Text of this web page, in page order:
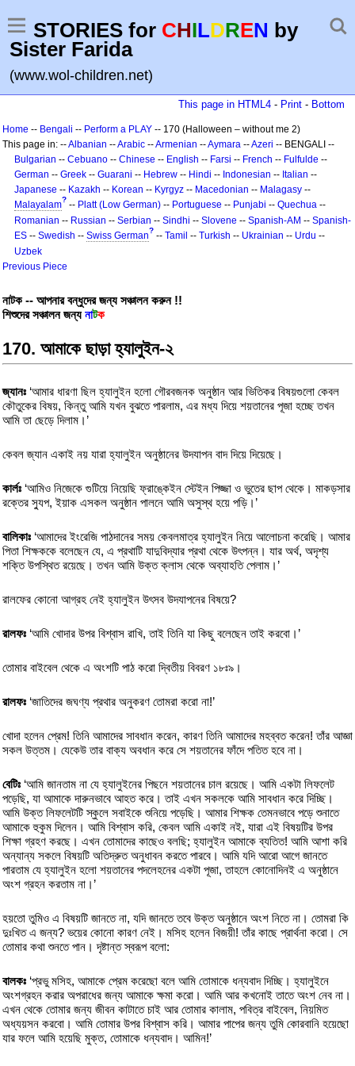
STORIES for CHILDREN by
Sister Farida
(www.wol-children.net)
This page in HTML4 - Print - Bottom
Home -- Bengali -- Perform a PLAY -- 170 (Halloween – without me 2)
This page in: --Albanian --Arabic --Armenian --Aymara --Azeri -- BENGALI --
Bulgarian -- Cebuano -- Chinese -- English -- Farsi -- French -- Fulfulde --
German -- Greek -- Guarani -- Hebrew -- Hindi -- Indonesian -- Italian --
Japanese -- Kazakh -- Korean -- Kyrgyz -- Macedonian -- Malagasy --
Malayalam? -- Platt (Low German) -- Portuguese -- Punjabi -- Quechua --
Romanian -- Russian -- Serbian -- Sindhi -- Slovene -- Spanish-AM -- Spanish-
ES -- Swedish -- Swiss German? -- Tamil -- Turkish -- Ukrainian -- Urdu --
Uzbek
Previous Piece
নাটক -- আপনার বন্ধুদের জন্য সঞ্চালন করুন !!
শিশুদের সঞ্চালন জন্যনাটক
170. আমাকে ছাড়া হ্যালুইন-২
জ্যানঃ ‘আমার ধারণা ছিল হ্যালুইন হলো গৌরবজনক অনুষ্ঠান আর ভিতিকর বিষয়গুলো কেবল
কৌতুকের বিষয়, কিন্তু আমি যখন বুঝতে পারলাম, এর মধ্য দিয়ে শয়তানের পূজা হচ্ছে তখন
আমি তা ছেড়ে দিলাম।’
কেবল জ্যান একাই নয় যারা হ্যালুইন অনুষ্ঠানের উদযাপন বাদ দিয়ে দিয়েছে।
কার্লঃ ‘আমিও নিজেকে গুটিয়ে নিয়েছি ফ্রাঙ্কেইন স্টেইন পিজ্জা ও ভুতের ছাপ থেকে। মাকড়সার
রক্তের স্যুপ, ইয়াক এসকল অনুষ্ঠান পালনে আমি অসুস্থ হয়ে পড়ি।’
বালিকাঃ ‘আমাদের ইংরেজি পাঠদানের সময় কেবলমাত্র হ্যালুইন নিয়ে আলোচনা করেছি। আমার
পিতা শিক্ষককে বলেছেন যে, এ প্রথাটি যাদুবিদ্যার প্রথা থেকে উৎপন্ন। যার অর্থ, অদৃশ্য
শক্তি উপস্থিত রয়েছে। তখন আমি উক্ত ক্লাস থেকে অব্যাহতি পেলাম।’
রালফের কোনো আগ্রহ নেই হ্যালুইন উৎসব উদযাপনের বিষয়ে?
রালফঃ ‘আমি খোদার উপর বিশ্বাস রাখি, তাই তিনি যা কিছু বলেছেন তাই করবো।’
তোমার বাইবেল থেকে এ অংশটি পাঠ করো দ্বিতীয় বিবরণ ১৮ঃ৯।
রালফঃ ‘জাতিদের জঘণ্য প্রথার অনুকরণ তোমরা করো না!’
খোদা হলেন প্রেম! তিনি আমাদের সাবধান করেন, কারণ তিনি আমাদের মহব্বত করেন! তাঁর আজ্ঞা
সকল উত্তম। যেকেউ তার বাক্য অবধান করে সে শয়তানের ফাঁদে পতিত হবে না।
বেটিঃ ‘আমি জানতাম না যে হ্যালুইনের পিছনে শয়তানের চাল রয়েছে। আমি একটা লিফলেট
পড়েছি, যা আমাকে দারুনভাবে আহত করে। তাই এখন সকলকে আমি সাবধান করে দিচ্ছি।
আমি উক্ত লিফলেটটি স্কুলে সবাইকে শুনিয়ে পড়েছি। আমার শিক্ষক তেমনভাবে পড়ে শুনাতে
আমাকে হুকুম দিলেন। আমি বিশ্বাস করি, কেবল আমি একাই নই, যারা এই বিষয়টির উপর
শিক্ষা গ্রহণ করছে। এখন তোমাদের কাছেও বলছি; হ্যালুইন আমাকে ব্যতিত! আমি আশা করি
অন্যান্য সকলে বিষয়টি অতিদ্রুত অনুধাবন করতে পারবে। আমি যদি আরো আগে জানতে
পারতাম যে হ্যালুইন হলো শয়তানের পদলেহনের একটা পূজা, তাহলে কোনোদিনই এ অনুষ্ঠানে
অংশ গ্রহন করতাম না।’
হয়তো তুমিও এ বিষয়টি জানতে না, যদি জানতে তবে উক্ত অনুষ্ঠানে অংশ নিতে না। তোমরা কি
দুঃখিত এ জন্য? ভয়ের কোনো কারণ নেই। মসিহ হলেন বিজয়ী! তাঁর কাছে প্রার্থনা করো। সে
তোমার কথা শুনতে পান। দৃষ্টান্ত স্বরূপ বলো:
বালকঃ ‘প্রভু মসিহ, আমাকে প্রেম করেছো বলে আমি তোমাকে ধন্যবাদ দিচ্ছি। হ্যালুইনে
অংশগ্রহন করার অপরাধের জন্য আমাকে ক্ষমা করো। আমি আর কখনোই তাতে অংশ নেব না।
এখন থেকে তোমার জন্য জীবন কাটাতে চাই আর তোমার কালাম, পবিত্র বাইবেল, নিয়মিত
অধ্যয়সন করবো। আমি তোমার উপর বিশ্বাস করি। আমার পাপের জন্য তুমি কোরবানি হয়েছো
যার ফলে আমি হয়েছি মুক্ত, তোমাকে ধন্যবাদ। আমিন!’